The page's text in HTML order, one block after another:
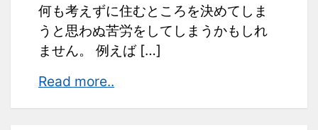
何も考えずに住むところを決めてしま
うと思わぬ苦労をしてしまうかもしれ
ません。 例えば […]
Read more..